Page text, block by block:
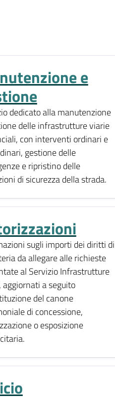
e
dedicato alla manutenzione
delle infrastrutture viarie
con interventi ordinari e
gestione delle
e ripristino delle
di sicurezza della strada.
sugli importi dei diritti di
da allegare alle richieste
al Servizio Infrastrutture
aggiornati a seguito
del canone
di concessione,
o esposizione